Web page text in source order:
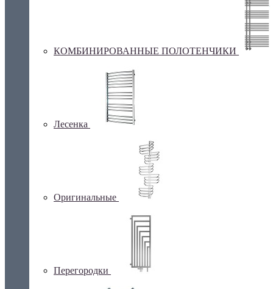
КОМБИНИРОВАННЫЕ ПОЛОТЕНЧИКИ
Лесенка
Оригинальные
Перегородки